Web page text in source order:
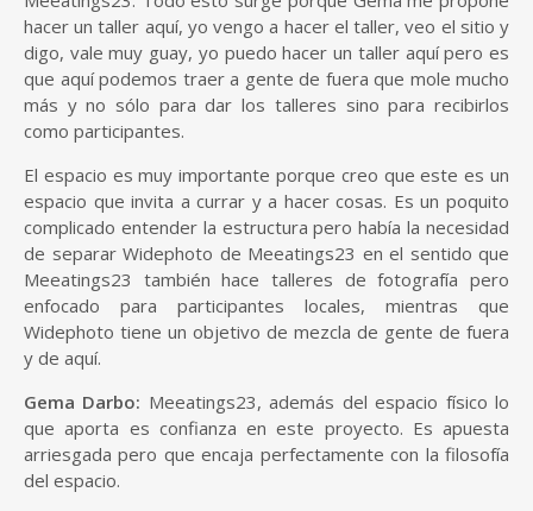
hacer un taller aquí, yo vengo a hacer el taller, veo el sitio y
digo, vale muy guay, yo puedo hacer un taller aquí pero es
que aquí podemos traer a gente de fuera que mole mucho
más y no sólo para dar los talleres sino para recibirlos
como participantes.
El espacio es muy importante porque creo que este es un
espacio que invita a currar y a hacer cosas. Es un poquito
complicado entender la estructura pero había la necesidad
de separar Widephoto de Meeatings23 en el sentido que
Meeatings23 también hace talleres de fotografía pero
enfocado para participantes locales, mientras que
Widephoto tiene un objetivo de mezcla de gente de fuera
y de aquí.
Gema Darbo: Meeatings23, además del espacio físico lo
que aporta es confianza en este proyecto. Es apuesta
arriesgada pero que encaja perfectamente con la filosofía
del espacio.